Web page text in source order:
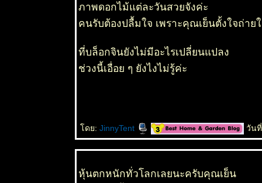
ภาพดอกไม้แต่ละวันสวยจังค่ะ
คนรับต้องปลื้มใจ เพราะคุณเย็นตั้งใจถ่าย
ที่บล็อกจินยังไม่มีอะไรเปลี่ยนแปลง
ช่วงนี้เอื่อย ๆ ยังไงไม่รู้ค่ะ
ดย: JinnyTent วัน
หุ้นตกหนักทั่วโลกเลยนะครับคุณเย็น